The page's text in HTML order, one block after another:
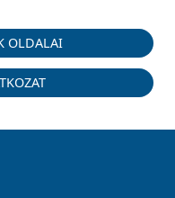
OLDALAI